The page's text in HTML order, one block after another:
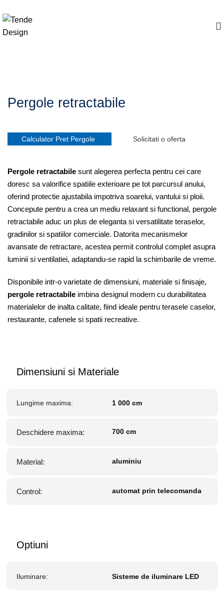
Pergole retractabile
Calculator Pret Pergole Solicitati o oferta
Pergole retractabile sunt alegerea perfecta pentru cei care
doresc sa valorifice spatiile exterioare pe tot parcursul anului,
oferind protectie ajustabila impotriva soarelui, vantului si ploii.
Concepute pentru a crea un mediu relaxant si functional, pergole
retractabile aduc un plus de eleganta si versatilitate teraselor,
gradinilor si spatiilor comerciale. Datorita mecanismelor
avansate de retractare, acestea permit controlul complet asupra
luminii si ventilatiei, adaptandu-se rapid la schimbarile de vreme.
Disponibile intr-o varietate de dimensiuni, materiale si finisaje,
pergole retractabile imbina designul modern cu durabilitatea
materialelor de inalta calitate, fiind ideale pentru terasele caselor,
restaurante, cafenele si spatii recreative.
Dimensiuni si Materiale
Lungime maxima: 1 000 cm
Deschidere maxima: 700 cm
Material: aluminiu
Control: automat prin telecomanda
Optiuni
Iluminare: Sisteme de iluminare LED